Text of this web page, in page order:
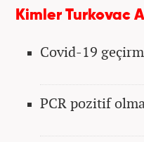
Kimler Turkovac
Covid-19
PCR pozitif